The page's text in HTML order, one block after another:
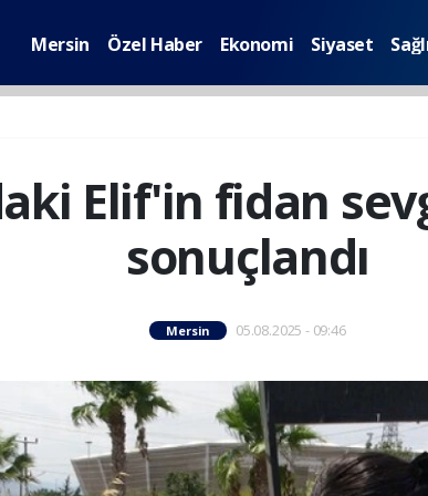
Mersin Özel Haber Ekonomi Siyaset
Elif'in fidan
sonuçlandı
Mersin 05.08.2025 - 09:46